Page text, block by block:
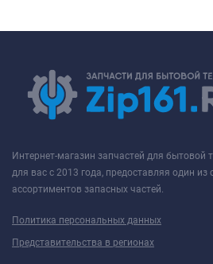
Интернет-магазин запчастей для бытовой
для вас с 2013 года, предоставляя один
ассортиментов запасных частей.
Политика персональных данных
Представительства в регионах